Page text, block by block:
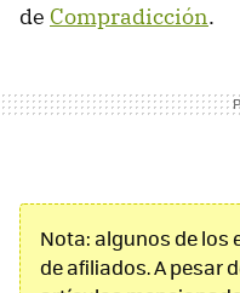
de Compradicción.
Nota: algunos de los
de afiliados. A pesar